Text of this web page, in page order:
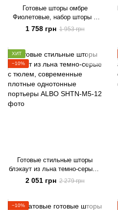
Готовые шторы омбре
Фиолетовые, набор шторы и
тюль с цветочным принтом
(SHT-157-2)
1 758 грн 1 953 грн
ХИТ
−10%
Готовые стильные шторы
блэкаут из льна темно-серые с
тюлем, современные плотные
однотонные портьеры ALBO
2 051 грн 2 279 грн
−10%